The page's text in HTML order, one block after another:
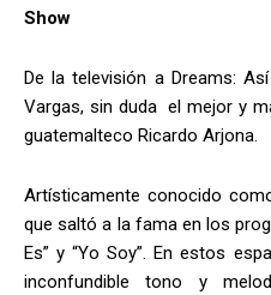
Show
De la televisión a Dreams:
Vargas, sin duda el mejor y
guatemalteco Ricardo Arjona.
Artísticamente conocido
que saltó a la fama en los
Es” y “Yo Soy”. En estos
inconfundible tono y